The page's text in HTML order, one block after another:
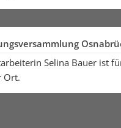
Selina Bauer ist
Ort.